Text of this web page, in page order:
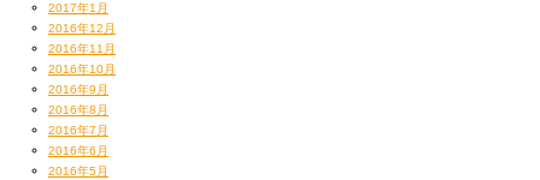
2017年1月
2016年12月
2016年11月
2016年10月
2016年9月
2016年8月
2016年7月
2016年6月
2016年5月